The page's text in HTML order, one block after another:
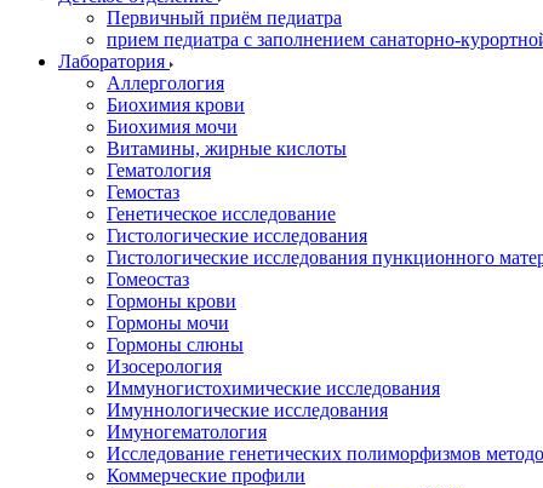
Первичный приём педиатра
прием педиатра с заполнением санаторно-
Лаборатория
Аллергология
Биохимия крови
Биохимия мочи
Витамины, жирные кислоты
Гематология
Гемостаз
Генетическое исследование
Гистологические исследования
Гистологические исследования пункционного
Гомеостаз
Гормоны крови
Гормоны мочи
Гормоны слюны
Изосерология
Иммуногистохимические исследования
Имуннологические исследования
Имуногематология
Исследование генетических полиморфизмов
Коммерческие профили